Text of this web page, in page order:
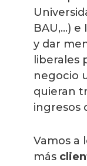
BAU,...)
y dar
liberales
negocio
quieran
ingresos
Vamos a
más